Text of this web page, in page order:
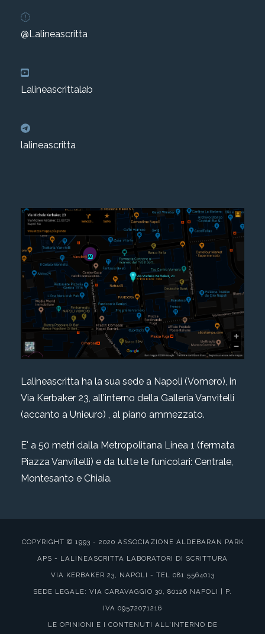
@Lalineascritta
Lalineascrittalab
lalineascritta
Lalineascritta ha la sua sede a Napoli (Vomero), in
Via Kerbaker 23, all'interno della Galleria Vanvitelli
(accanto a Unieuro) , al piano ammezzato.
E' a 50 metri dalla Metropolitana Linea 1 (fermata
Piazza Vanvitelli) e da tutte le funicolari: Centrale,
Montesanto e Chiaia.
COPYRIGHT © 1993 - 2020 ASSOCIAZIONE ALDEBARAN PARK
APS - LALINEASCRITTA LABORATORI DI SCRITTURA
VIA KERBAKER 23, NAPOLI - TEL 081 5564013
SEDE LEGALE: VIA CARAVAGGIO 30, 80126 NAPOLI | P.
IVA 09572071216
LE OPINIONI E I CONTENUTI ALL'INTERNO DE